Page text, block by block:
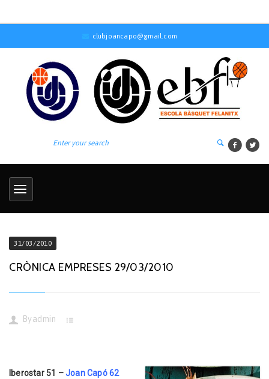
clubjoancapo@gmail.com
31/03/2010
CRÒNICA EMPRESES 29/03/2010
Byadmin
Iberostar 51 –Joan Capó 62